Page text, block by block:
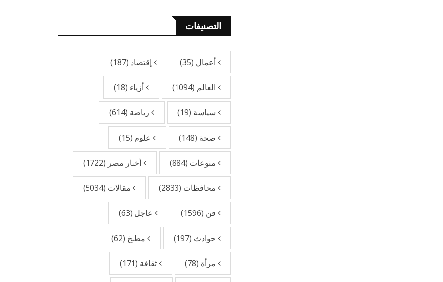
التصنيفات
أعمال (35) إقتصاد (187)
العالم (1094) أزياء (18)
سياسة (19) رياضة (614)
صحة (148) علوم (15)
منوعات (884) أخبار مصر (1722)
محافظات (2833) مقالات (5034)
فن (1596) عاجل (63)
حوادث (197) مطبخ (62)
مرأة (78) ثقافة (171)